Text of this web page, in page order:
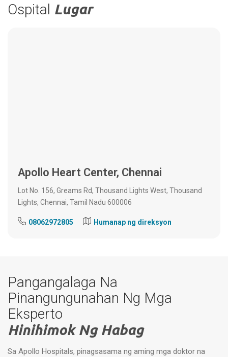
Ospital Lugar
Apollo Heart Center, Chennai
Lot No. 156, Greams Rd, Thousand Lights West, Thousand
Lights, Chennai, Tamil Nadu 600006
08062972805 Humanap ng direksyon
Pangangalaga Na
Pinangungunahan Ng Mga
Eksperto
Hinihimok Ng Habag
Sa Apollo Hospitals, pinagsasama ng aming mga doktor na